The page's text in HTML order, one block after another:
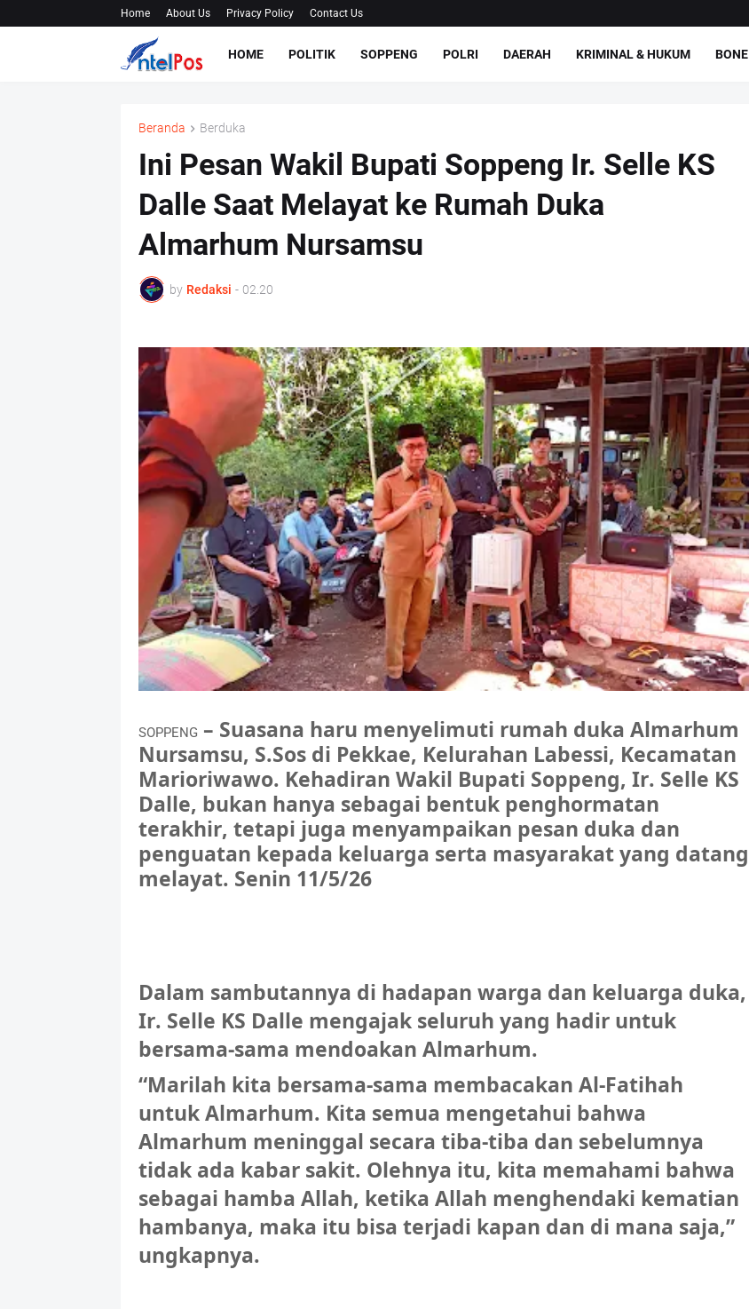
Home About Us Privacy Policy Contact Us
HOME POLITIK SOPPENG POLRI DAERAH KRIMINAL & HUKUM BONE
Beranda Berduka
Ini Pesan Wakil Bupati Soppeng Ir. Selle KS
Dalle Saat Melayat ke Rumah Duka
Almarhum Nursamsu
by Redaksi - 02.20
SOPPENG – Suasana haru menyelimuti rumah duka Almarhum
Nursamsu, S.Sos di Pekkae, Kelurahan Labessi, Kecamatan
Marioriwawo. Kehadiran Wakil Bupati Soppeng, Ir. Selle KS
Dalle, bukan hanya sebagai bentuk penghormatan
terakhir, tetapi juga menyampaikan pesan duka dan
penguatan kepada keluarga serta masyarakat yang datang
melayat. Senin 11/5/26
Dalam sambutannya di hadapan warga dan keluarga duka,
Ir. Selle KS Dalle mengajak seluruh yang hadir untuk
bersama-sama mendoakan Almarhum.
“Marilah kita bersama-sama membacakan Al-Fatihah
untuk Almarhum. Kita semua mengetahui bahwa
Almarhum meninggal secara tiba-tiba dan sebelumnya
tidak ada kabar sakit. Olehnya itu, kita memahami bahwa
sebagai hamba Allah, ketika Allah menghendaki kematian
hambanya, maka itu bisa terjadi kapan dan di mana saja,”
ungkapnya.